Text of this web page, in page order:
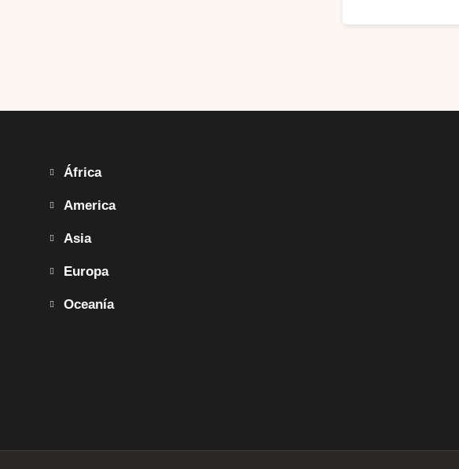
África
America
Asia
Europa
Oceanía